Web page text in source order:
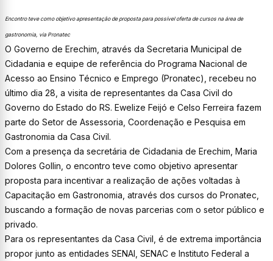
Encontro teve como objetivo apresentação de proposta para possível oferta de cursos na área de
gastronomia, via Pronatec
O Governo de Erechim, através da Secretaria Municipal de
Cidadania e equipe de referência do Programa Nacional de
Acesso ao Ensino Técnico e Emprego (Pronatec), recebeu no
último dia 28, a visita de representantes da Casa Civil do
Governo do Estado do RS. Ewelize Feijó e Celso Ferreira fazem
parte do Setor de Assessoria, Coordenação e Pesquisa em
Gastronomia da Casa Civil.
Com a presença da secretária de Cidadania de Erechim, Maria
Dolores Gollin, o encontro teve como objetivo apresentar
proposta para incentivar a realização de ações voltadas à
Capacitação em Gastronomia, através dos cursos do Pronatec,
buscando a formação de novas parcerias com o setor público e
privado.
Para os representantes da Casa Civil, é de extrema importância
propor junto as entidades SENAI, SENAC e Instituto Federal a